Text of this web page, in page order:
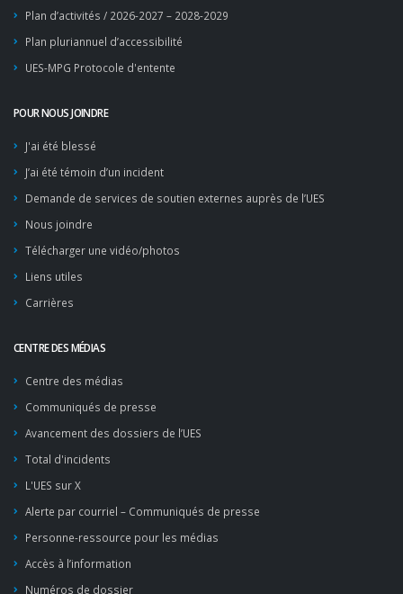
Plan d’activités / 2026-2027 – 2028-2029
Plan pluriannuel d’accessibilité
UES-MPG Protocole d'entente
POUR NOUS JOINDRE
J'ai été blessé
J’ai été témoin d’un incident
Demande de services de soutien externes auprès de l’UES
Nous joindre
Télécharger une vidéo/photos
Liens utiles
Carrières
CENTRE DES MÉDIAS
Centre des médias
Communiqués de presse
Avancement des dossiers de l’UES
Total d'incidents
L'UES sur X
Alerte par courriel – Communiqués de presse
Personne-ressource pour les médias
Accès à l’information
Numéros de dossier